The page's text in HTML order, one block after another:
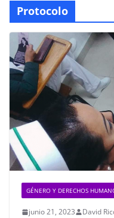
Protocolo
GÉNERO Y DERECHOS
junio 21, 2023 David